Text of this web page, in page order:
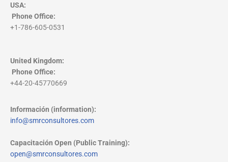
USA:
Phone Office:
+1-786-605-0531
United Kingdom:
Phone Office:
+44-20-45770669
Información (information):
info@smrconsultores.com
Capacitación Open (Public Training):
open@smrconsultores.com